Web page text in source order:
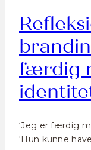
færdig
‘Jeg er færdig
‘Hun kunne